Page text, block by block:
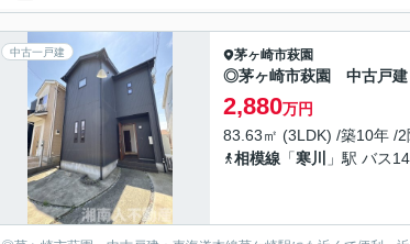
中古一戸建 茅ヶ崎市萩園
◎茅ヶ崎市萩園 中古戸建
2,880万円
83.63㎡ (3LDK) /築10年 /2
相模線 「寒川 」駅 バス